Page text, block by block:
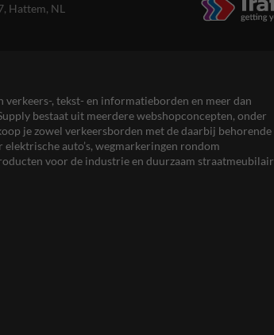
, Hattem, NL
, tekst- en informatieborden en meer dan
bestaat uit meerdere webshopconcepten, onder
je zowel verkeersborden met de daarbij behorende
auto’s, wegmarkeringen rondom
voor de industrie en duurzaam straatmeubilair